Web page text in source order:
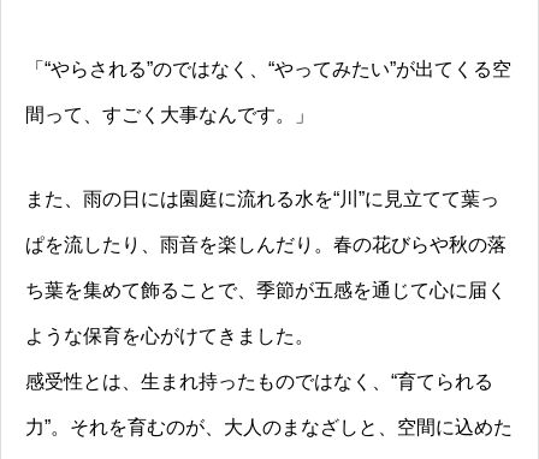
「“やらされる”のではなく、“やってみたい”が出てくる空
間って、すごく大事なんです。」
また、雨の日には園庭に流れる水を“川”に見立てて葉っ
ぱを流したり、雨音を楽しんだり。春の花びらや秋の落
ち葉を集めて飾ることで、季節が五感を通じて心に届く
ような保育を心がけてきました。
感受性とは、生まれ持ったものではなく、“育てられる
力”。それを育むのが、大人のまなざしと、空間に込めた